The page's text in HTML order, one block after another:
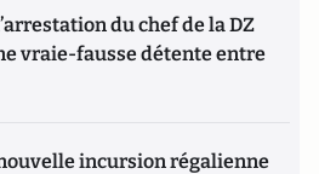
du chef de la DZ
vraie-fausse détente entre
incursion régalienne